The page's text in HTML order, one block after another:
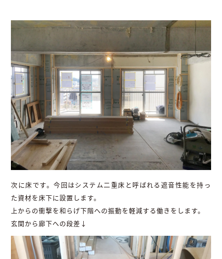
次に床です。今回はシステム二重床と呼ばれる遮音性能を持っ
た資材を床下に設置します。
上からの衝撃を和らげ下階への振動を軽減する働きをします。
玄関から廊下への段差↓